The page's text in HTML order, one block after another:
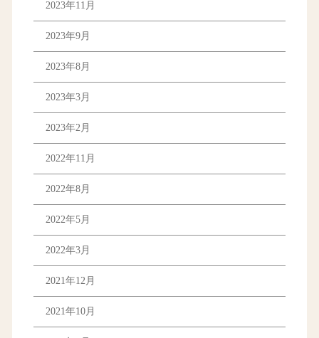
2023年11月
2023年9月
2023年8月
2023年3月
2023年2月
2022年11月
2022年8月
2022年5月
2022年3月
2021年12月
2021年10月